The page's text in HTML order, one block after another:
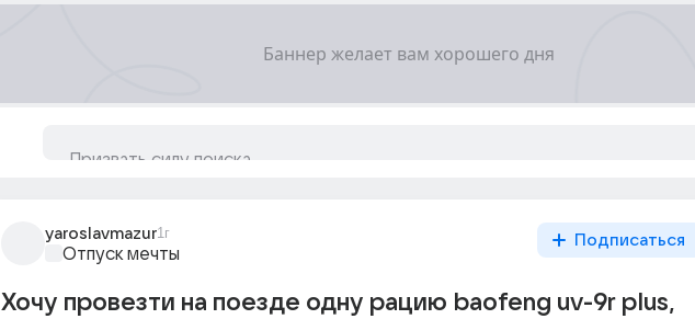
yaroslavmazur1г
Отпуск мечты
Подписаться
Хочу провезти на поезде одну рацию baofeng uv-9r plus,